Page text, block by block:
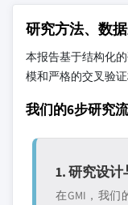
研究方法、数
本报告基于结构化
模和严格的交叉验
我们的6步研究
1. 研究设
在GMI，我们